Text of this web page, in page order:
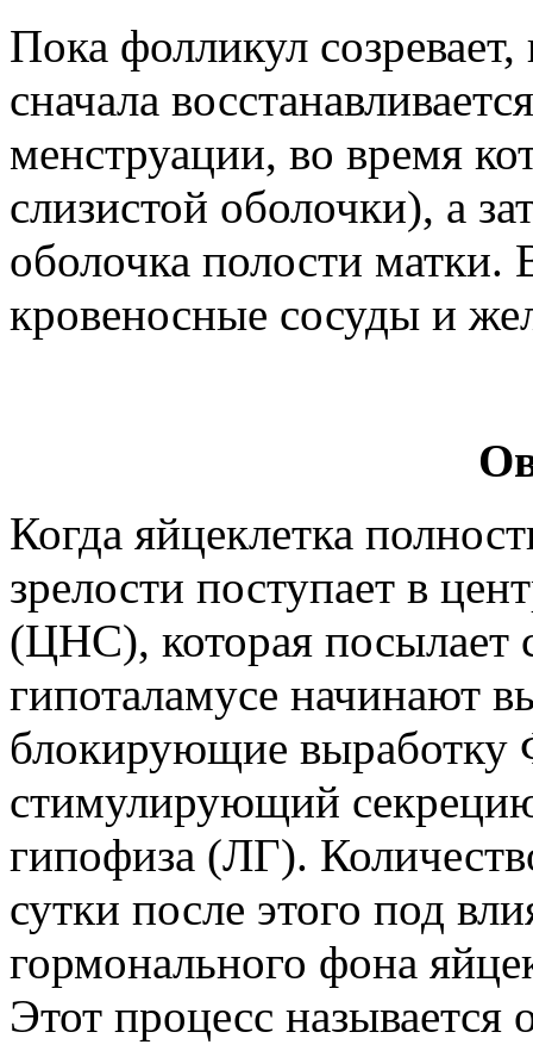
Пока фолликул
сначала
менструации, во время
слизистой оболочки), а
оболочка полости
кровеносные сосуды и
Когда яйцеклетка
зрелости поступает в
(ЦНС), которая посылает
гипоталамусе начинают
блокирующие
стимулирующий
гипофиза (ЛГ).
сутки после этого под
гормонального фона
Этот процесс называется